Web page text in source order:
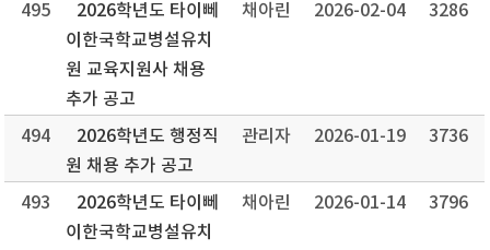
495
2026학년도 타이뻬
이한국학교병설유치
원 교육지원사 채용
추가 공고
채아린 2026-02-04 3286
494
2026학년도 행정직
원 채용 추가 공고
관리자 2026-01-19 3736
493
2026학년도 타이뻬
이한국학교병설유치
채아린 2026-01-14 3796